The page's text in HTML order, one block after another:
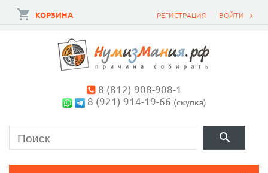
ВОЙТИ
РЕГИСТРАЦИЯ
КОРЗИНА
8 (812) 908-908-1
8 (921) 914-19-66 (скупка)